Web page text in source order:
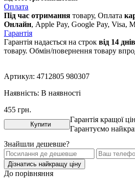
Оплата
Під час отримання товару, Оплата
Онлайн, Apple Pay, Google Pay, Visa,
Гарантія
Гарантія надається на строк від 14
товару. Обмін/повернення товару
Артикул: 4712805 980307
Наявність: В наявності
455 грн.
Купити
Гарантія кращої
Гарантуємо
Знайшли дешевше?
Дізнатись найкращу ціну
До порівняння